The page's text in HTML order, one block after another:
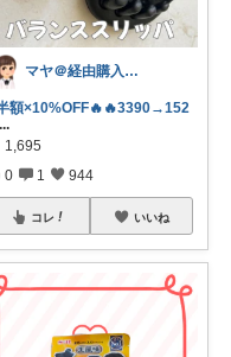
マヤ＠経由購入に感謝❤️
額×10%OFF🔥🔥3390→152
...
1,695
0 1 944
コレ いいね